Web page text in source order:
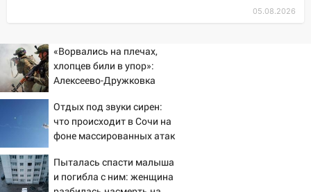
Двое мигрантов изнасиловали 13-
06:00
Мертвеца выкопали, посадили в
мешок и попытались утопить в Волге
05:30
опасный день августа: что ждет каждый
знак 5 августа
23:27
Прокуратура проверяет
капремонт школы в посёлке Налейка
05.08.2026
«Ворвались на плечах,
хлопцев били в упор»:
Алексеево-Дружковка
«птах Мадьяра»
Отдых под звуки сирен:
что происходит в Сочи на
фоне массированных атак
Пыталась спасти малыша
и погибла с ним: женщина